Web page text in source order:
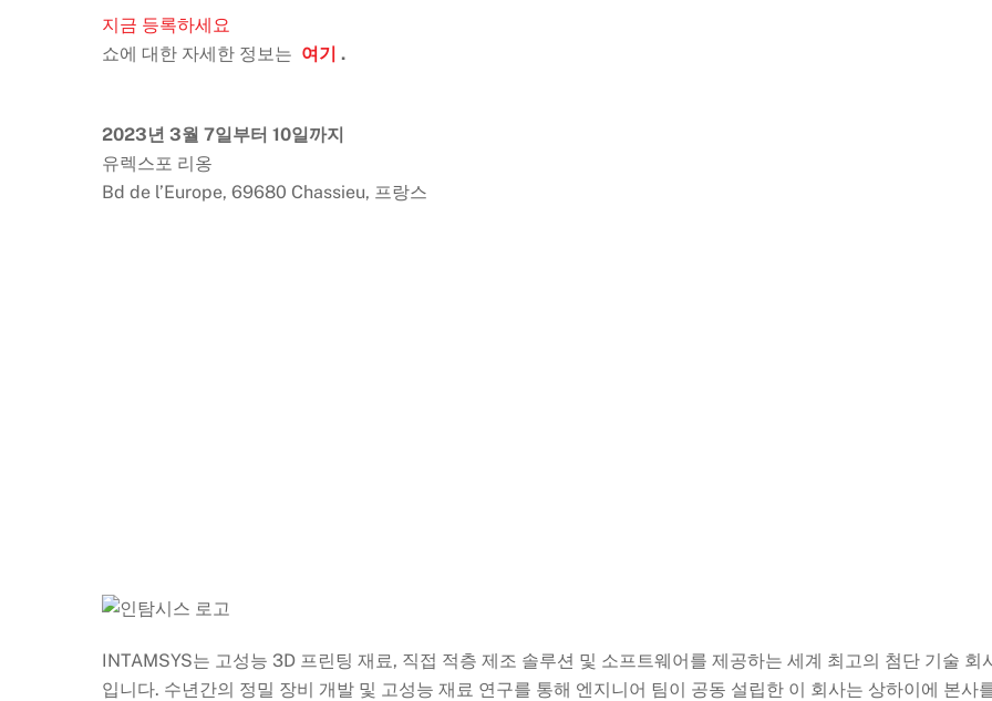
지금 등록하세요
쇼에 대한 자세한 정보는 여기 .
2023년 3월 7일부터 10일까지
유렉스포 리옹
Bd de l’Europe, 69680 Chassieu, 프랑스
INTAMSYS는 고성능 3D 프린팅 재료, 직접 적층 제조 솔루션 및 소프트웨어를 제공하는 세계 최고의 첨단 기술 회
입니다. 수년간의 정밀 장비 개발 및 고성능 재료 연구를 통해 엔지니어 팀이 공동 설립한 이 회사는 상하이에 본사